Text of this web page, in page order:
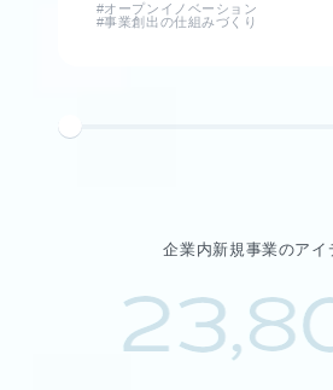
#オープンイノベーション
#事業創出の仕組みづくり
企業内新規事業のアイ